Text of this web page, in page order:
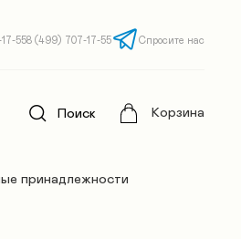
558 (499) 707-17-55 Спросите нас
Поиск Корзина
принадлежности